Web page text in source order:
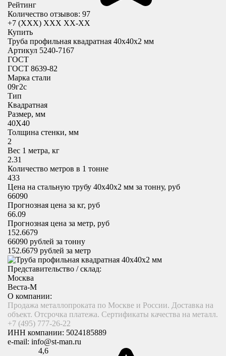
Рейтинг
Количество отзывов: 97
+7 (XXX) ХХХ ХХ-ХХ
Купить
Труба профильная квадратная 40x40х2 мм
Артикул 5240-7167
ГОСТ
ГОСТ 8639-82
Марка стали
09г2с
Тип
Квадратная
Размер, мм
40X40
Толщина стенки, мм
2
Вес 1 метра, кг
2.31
Количество метров в 1 тонне
433
Цена на стальную трубу 40x40х2 мм за тонну, руб
66090
Прогнозная цена за кг, руб
66.09
Прогнозная цена за метр, руб
152.6679
66090 рублей за тонну
152.6679 рублей за метр
Представительство / склад:
Москва
Веста-М
О компании:
Продажа металлопроката по Москве и России. Доставка на
объект. Отсрочка платежа. Сертификаты качества на металл.
+7 (495) 777-26-22
ИНН компании: 5024185889
e-mail: info@st-man.ru
4,6